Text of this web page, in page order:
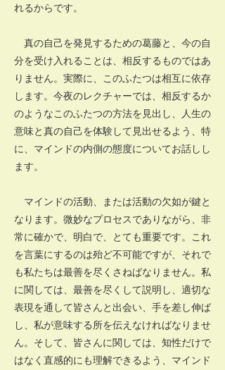
れるからです。
真の自己を発見するための葛藤と、今の自
分を受け入れることは、相反するものではあ
りません。実際に、このふたつは相互に依存
します。今夜のレクチャーでは、相反するか
のようなこのふたつの方法を見出し、人生の
意味と真の自己を体験して見出せるよう、特
に、マインドの内側の態度についてお話しし
ます。
マインドの活動、または活動の欠如が鍵と
なります。微妙なプロセスでありながら、非
常に確かで、明白で、とても重要です。これ
を言葉にするのは殆ど不可能ですが、それで
も私たちは最善を尽くさねばなりません。私
に関しては、最善を尽くして説明し、適切な
表現を通して皆さんと出会い、手を差し伸ば
し、私が意味する所を伝えなければなりませ
ん。そして、皆さんに関しては、知性だけで
はなく直感的にも理解できるよう、マインド